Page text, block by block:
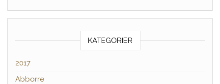
KATEGORIER
2017
Abborre